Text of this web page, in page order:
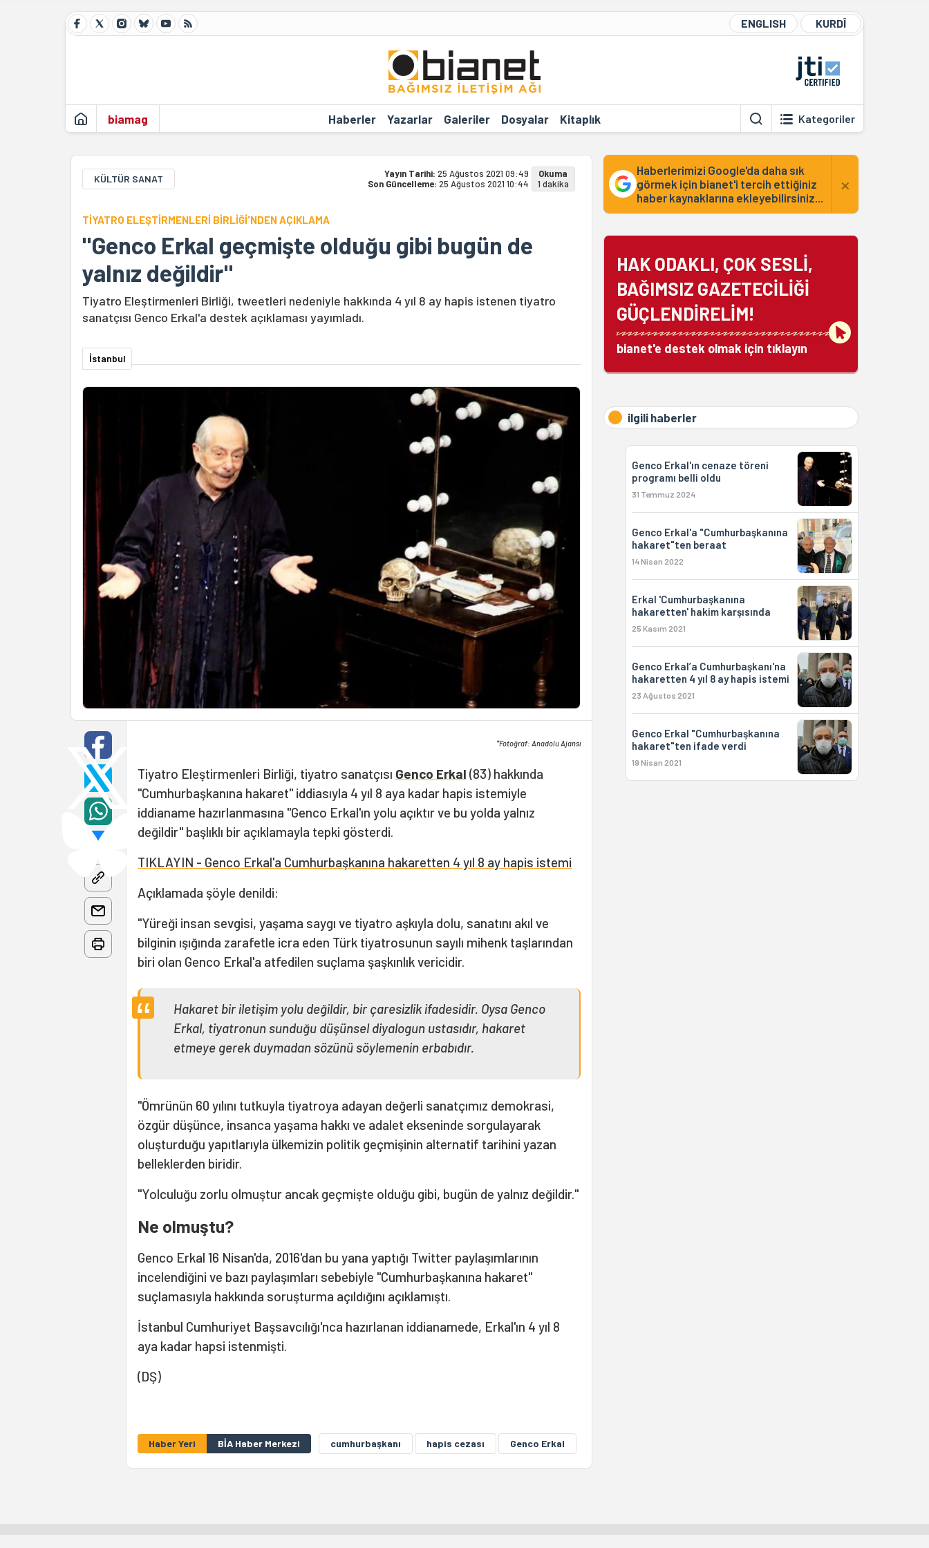
ENGLISH KURDÎ
biamag Haberler Yazarlar Galeriler Dosyalar Kitaplık Kategoriler
KÜLTÜR SANAT Yayın Tarihi: 25 Ağustos 2021 09:49
Son Güncelleme: 25 Ağustos 2021 10:44
Okuma
1 dakika
TİYATRO ELEŞTİRMENLERİ BİRLİĞİ'NDEN AÇIKLAMA
"Genco Erkal geçmişte olduğu gibi bugün de
yalnız değildir"
Tiyatro Eleştirmenleri Birliği, tweetleri nedeniyle hakkında 4 yıl 8 ay hapis istenen tiyatro
sanatçısı Genco Erkal'a destek açıklaması yayımladı.
İstanbul
*Fotoğraf: Anadolu Ajansı
Tiyatro Eleştirmenleri Birliği, tiyatro sanatçısı Genco Erkal (83) hakkında
"Cumhurbaşkanına hakaret" iddiasıyla 4 yıl 8 aya kadar hapis istemiyle
iddianame hazırlanmasına "Genco Erkal'ın yolu açıktır ve bu yolda yalnız
değildir" başlıklı bir açıklamayla tepki gösterdi.
TIKLAYIN - Genco Erkal'a Cumhurbaşkanına hakaretten 4 yıl 8 ay hapis istemi
Açıklamada şöyle denildi:
"Yüreği insan sevgisi, yaşama saygı ve tiyatro aşkıyla dolu, sanatını akıl ve
bilginin ışığında zarafetle icra eden Türk tiyatrosunun sayılı mihenk taşlarından
biri olan Genco Erkal'a atfedilen suçlama şaşkınlık vericidir.
Hakaret bir iletişim yolu değildir, bir çaresizlik ifadesidir. Oysa Genco
Erkal, tiyatronun sunduğu düşünsel diyalogun ustasıdır, hakaret
etmeye gerek duymadan sözünü söylemenin erbabıdır.
"Ömrünün 60 yılını tutkuyla tiyatroya adayan değerli sanatçımız demokrasi,
özgür düşünce, insanca yaşama hakkı ve adalet ekseninde sorgulayarak
oluşturduğu yapıtlarıyla ülkemizin politik geçmişinin alternatif tarihini yazan
belleklerden biridir.
"Yolculuğu zorlu olmuştur ancak geçmişte olduğu gibi, bugün de yalnız değildir."
Ne olmuştu?
Genco Erkal 16 Nisan'da, 2016'dan bu yana yaptığı Twitter paylaşımlarının
incelendiğini ve bazı paylaşımları sebebiyle "Cumhurbaşkanına hakaret"
suçlamasıyla hakkında soruşturma açıldığını açıklamıştı.
İstanbul Cumhuriyet Başsavcılığı'nca hazırlanan iddianamede, Erkal'ın 4 yıl 8
aya kadar hapsi istenmişti.
(DŞ)
Haber Yeri BİA Haber Merkezi cumhurbaşkanı hapis cezası Genco Erkal
Haberlerimizi Google'da daha sık
görmek için bianet'i tercih ettiğiniz
haber kaynaklarına ekleyebilirsiniz...
×
HAK ODAKLI, ÇOK SESLİ,
BAĞIMSIZ GAZETECİLİĞİ
GÜÇLENDİRELİM!
bianet'e destek olmak için tıklayın
ilgili haberler
Genco Erkal'ın cenaze töreni
programı belli oldu
31 Temmuz 2024
Genco Erkal'a "Cumhurbaşkanına
hakaret"ten beraat
14 Nisan 2022
Erkal 'Cumhurbaşkanına
hakaretten' hakim karşısında
25 Kasım 2021
Genco Erkal’a Cumhurbaşkanı'na
hakaretten 4 yıl 8 ay hapis istemi
23 Ağustos 2021
Genco Erkal "Cumhurbaşkanına
hakaret"ten ifade verdi
19 Nisan 2021